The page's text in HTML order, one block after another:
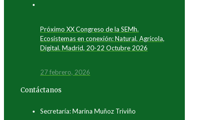
Próximo XX Congreso de la SEMh.
Ecosistemas en conexión: Natural, Agrícola,
Digital. Madrid, 20-22 Octubre 2026
27 febrero, 2026
Contáctanos
Secretaría: Marina Muñoz Triviño